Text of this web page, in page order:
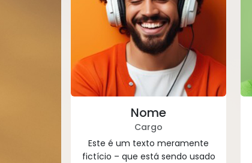
Nome
Cargo
Este é um texto meramente
fictício – que está sendo usado